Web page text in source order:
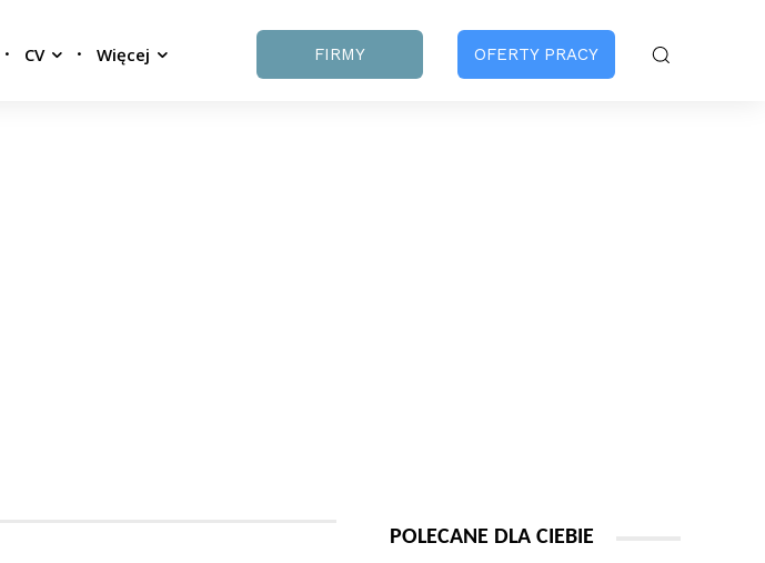
CV Więcej FIRMY OFERTY PRACY
POLECANE DLA CIEBIE